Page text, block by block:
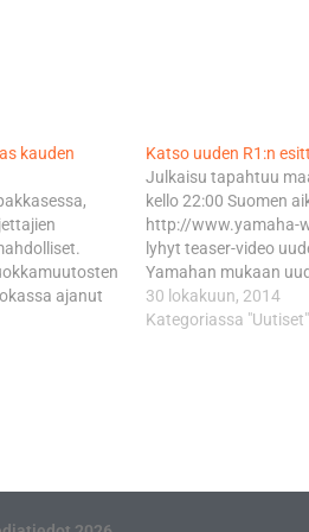
kauden
ajanut
luokkaan.
vuotiaille,
Katso uuden R1:n
Julkaisu tapahtuu
kello 22:00 Suomen
http://www.yamaha-
lyhyt teaser-video
Yamahan mukaan
on muuttunut – paitsi
30 lokakuun, 2014
Kategoriassa "Uutiset"